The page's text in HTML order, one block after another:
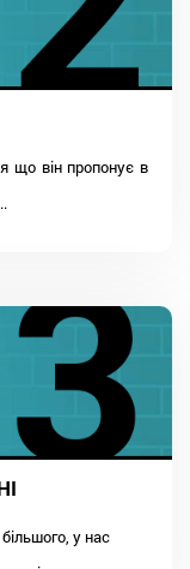
що він пропонує в
у нас